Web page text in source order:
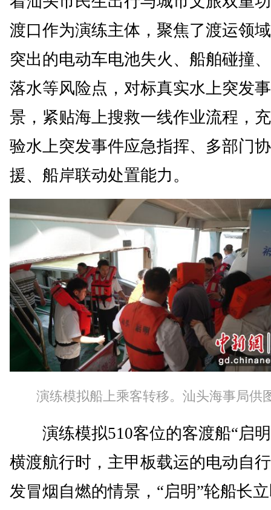
渡口作为演练主体，聚焦了渡运领
突出的电动车电池失火、船舶碰撞
落水等风险点，对标真实水上突发
景，紧贴海上搜救一线作业流程，
验水上突发事件应急指挥、多部门
援、船岸联动处置能力。
演练模拟船上乘客转移。汕头海事局供
演练模拟510客位的客渡船“启明
横渡航行时，主甲板载运的电动自
发冒烟自燃的情景，“启明”轮船长